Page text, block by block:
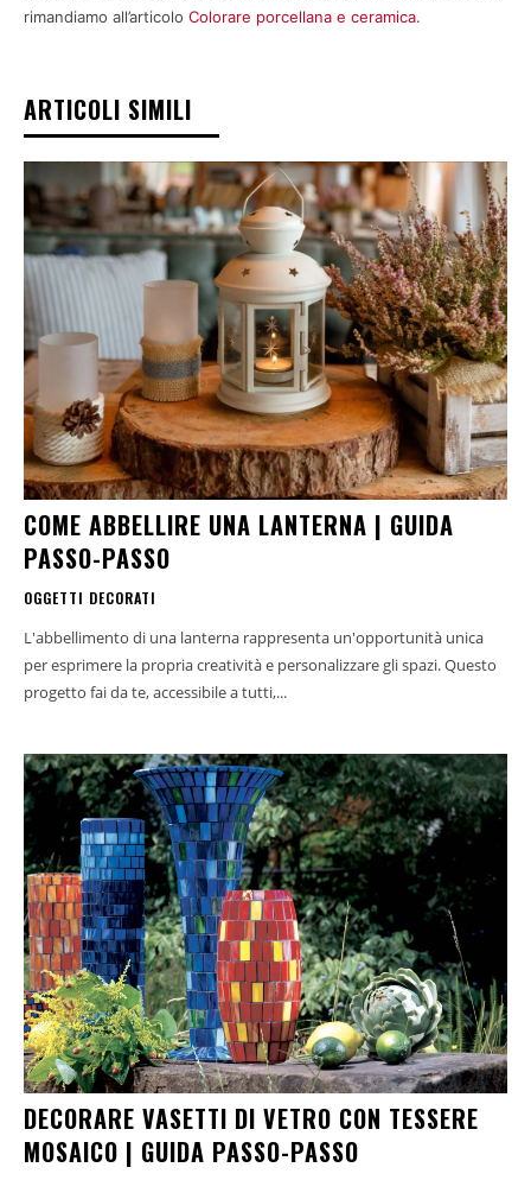
rimandiamo all’articolo Colorare porcellana e ceramica.
ARTICOLI SIMILI
COME ABBELLIRE UNA LANTERNA | GUIDA
PASSO-PASSO
OGGETTI DECORATI
L'abbellimento di una lanterna rappresenta un'opportunità unica
per esprimere la propria creatività e personalizzare gli spazi. Questo
progetto fai da te, accessibile a tutti,...
DECORARE VASETTI DI VETRO CON TESSERE
MOSAICO | GUIDA PASSO-PASSO